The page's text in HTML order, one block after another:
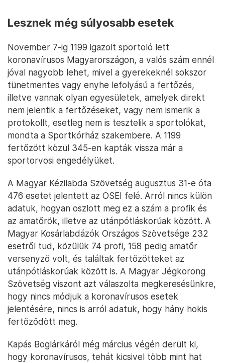
Lesznek még súlyosabb esetek
November 7-ig 1199 igazolt sportoló lett
koronavírusos Magyarországon, a valós szám ennél
jóval nagyobb lehet, mivel a gyerekeknél sokszor
tünetmentes vagy enyhe lefolyású a fertőzés,
illetve vannak olyan egyesületek, amelyek direkt
nem jelentik a fertőzéseket, vagy nem ismerik a
protokollt, esetleg nem is tesztelik a sportolókat,
mondta a Sportkórház szakembere. A 1199
fertőzött közül 345-en kapták vissza már a
sportorvosi engedélyüket.
A Magyar Kézilabda Szövetség augusztus 31-e óta
476 esetet jelentett az OSEI felé. Arról nincs külön
adatuk, hogyan oszlott meg ez a szám a profik és
az amatőrök, illetve az utánpótláskorúak között. A
Magyar Kosárlabdázók Országos Szövetsége 232
esetről tud, közülük 74 profi, 158 pedig amatőr
versenyző volt, és találtak fertőzötteket az
utánpótláskorúak között is. A Magyar Jégkorong
Szövetség viszont azt válaszolta megkeresésünkre,
hogy nincs módjuk a koronavírusos esetek
jelentésére, nincs is arról adatuk, hogy hány hokis
fertőződött meg.
Kapás Boglárkáról még március végén derült ki,
hogy koronavírusos, tehát kicsivel több mint hat